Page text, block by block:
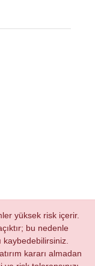
yüksek risk içerir.
bu nedenle
kaybedebilirsiniz.
kararı almadan